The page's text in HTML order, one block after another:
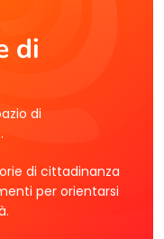
di
di
di cittadinanza
per orientarsi